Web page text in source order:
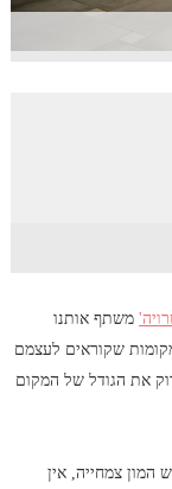
משתף אותנו
שקוראים לעצמם
את הגודל של המקום
המון צמחייה, אין